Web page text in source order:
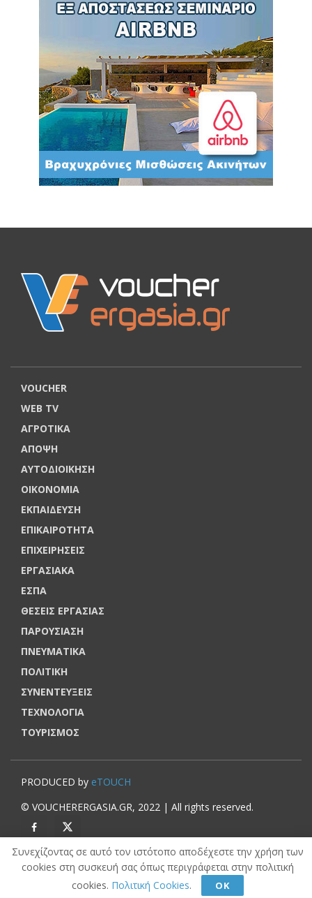
VOUCHER
WEB TV
ΑΓΡΟΤΙΚΑ
ΑΠΟΨΗ
ΑΥΤΟΔΙΟΙΚΗΣΗ
ΟΙΚΟΝΟΜΙΑ
ΕΚΠΑΙΔΕΥΣΗ
ΕΠΙΚΑΙΡΟΤΗΤΑ
ΕΠΙΧΕΙΡΗΣΕΙΣ
ΕΡΓΑΣΙΑΚΑ
ΕΣΠΑ
ΘΕΣΕΙΣ ΕΡΓΑΣΙΑΣ
ΠΑΡΟΥΣΙΑΣΗ
ΠΝΕΥΜΑΤΙΚΑ
ΠΟΛΙΤΙΚΗ
ΣΥΝΕΝΤΕΥΞΕΙΣ
ΤΕΧΝΟΛΟΓΙΑ
ΤΟΥΡΙΣΜΟΣ
PRODUCED by eTOUCH
© VOUCHERERGASIA.GR, 2022 | All rights reserved.
Συνεχίζοντας σε αυτό τον ιστότοπο αποδέχεστε την χρήση των
cookies στη συσκευή σας όπως περιγράφεται στην πολιτική
cookies. Πολιτική Cookies. ΟΚ